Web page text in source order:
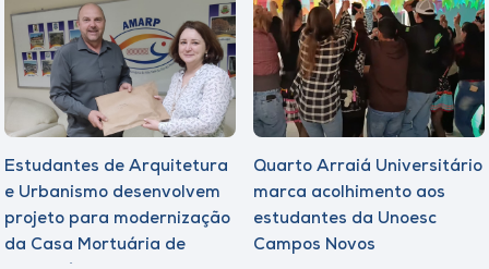
Estudantes de Arquitetura
e Urbanismo desenvolvem
projeto para modernização
da Casa Mortuária de
Quarto Arraiá Universitário
marca acolhimento aos
estudantes da Unoesc
Campos Novos